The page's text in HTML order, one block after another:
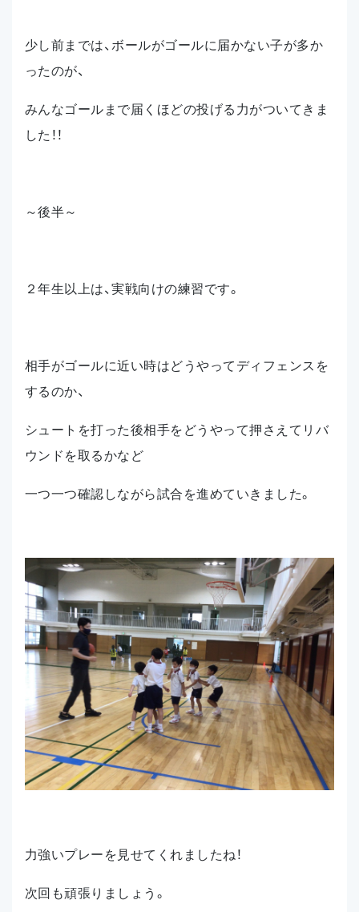
少し前までは、ボールがゴールに届かない子が多か
ったのが、
みんなゴールまで届くほどの投げる力がついてきま
した！！
～後半～
２年生以上は、実戦向けの練習です。
相手がゴールに近い時はどうやってディフェンスを
するのか、
シュートを打った後相手をどうやって押さえてリバ
ウンドを取るかなど
一つ一つ確認しながら試合を進めていきました。
力強いプレーを見せてくれましたね！
次回も頑張りましょう。